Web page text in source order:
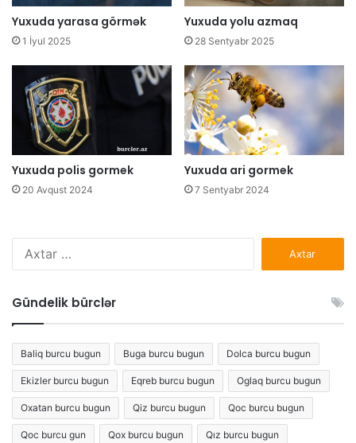
Yuxuda yarasa görmək
1 İyul 2025
Yuxuda yolu azmaq
28 Sentyabr 2025
Yuxuda polis gormek
20 Avqust 2024
Yuxuda ari gormek
7 Sentyabr 2024
Gündelik bürclər
Baliq burcu bugun Buga burcu bugun Dolca burcu bugun
Ekizler burcu bugun Eqreb burcu bugun Oglaq burcu bugun
Oxatan burcu bugun Qiz burcu bugun Qoc burcu bugun
Qoc burcu gun Qox burcu bugun Qız burcu bugun